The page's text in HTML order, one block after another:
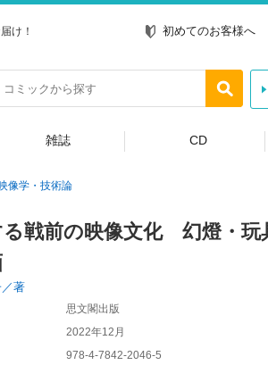
け！ 初めてのお客様へ
雑誌 CD
像学・技術論
る戦前の映像文化 幻燈・玩
著
思文閣出版
2022年12月
978-4-7842-2046-5